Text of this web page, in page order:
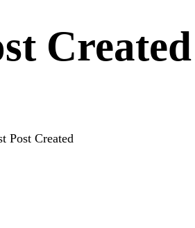
Created
Post Created